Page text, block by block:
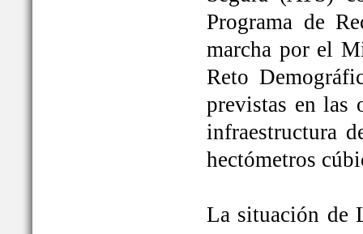
Programa de
marcha por el
Reto
previstas en las
infraestructura
hectómetros
La situación de